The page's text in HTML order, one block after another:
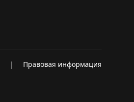
| Правовая информация